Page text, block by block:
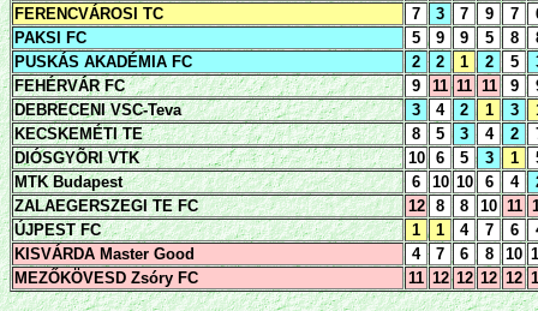
FERENCVÁROSI TC
7 3 7 9 7
PAKSI FC
5 9 9 5 8
PUSKÁS AKADÉMIA FC
2 2 1 2 5
FEHÉRVÁR FC
9 11 11 11 9
DEBRECENI VSC-Teva
3 4 2 1 3
KECSKEMÉTI TE
8 5 3 4 2
DIÓSGYÕRI VTK
10 6 5 3 1
MTK Budapest
6 10 10 6 4
ZALAEGERSZEGI TE FC
12 8 8 10 11
ÚJPEST FC
1 1 4 7 6
KISVÁRDA Master Good
4 7 6 8 10
MEZŐKÖVESD Zsóry FC
11 12 12 12 12